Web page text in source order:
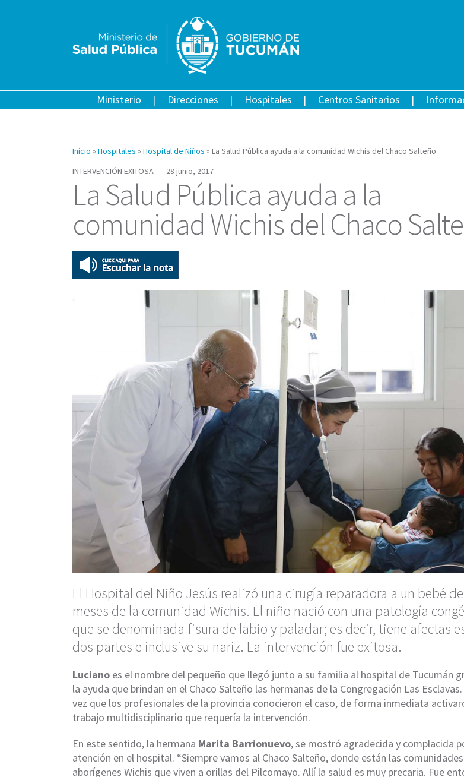
Ministerio Direcciones Hospitales Centros Sanitarios
Inicio » Hospitales » Hospital de Niños » La Salud Pública ayuda a la comunidad Wichis del Chaco Salteño
INTERVENCIÓN EXITOSA
28 junio, 2017
La Salud Pública ayuda a la
comunidad Wichis del Chaco
El Hospital del Niño Jesús realizó una cirugía reparadora a un bebé
meses de la comunidad Wichis. El niño nació con una patología
que se denominada fisura de labio y paladar; es decir, tiene afectas
dos partes e inclusive su nariz. La intervención fue exitosa.
Luciano es el nombre del pequeño que llegó junto a su familia al hospital de Tucumán
la ayuda que brindan en el Chaco Salteño las hermanas de la Congregación Las
vez que los profesionales de la provincia conocieron el caso, de forma inmediata
trabajo multidisciplinario que requería la intervención.
En este sentido, la hermana Marita Barrionuevo, se mostró agradecida y complacida
atención en el hospital. “Siempre vamos al Chaco Salteño, donde están las comunidades
aborígenes Wichis que viven a orillas del Pilcomayo. Allí la salud es muy precaria. Fue